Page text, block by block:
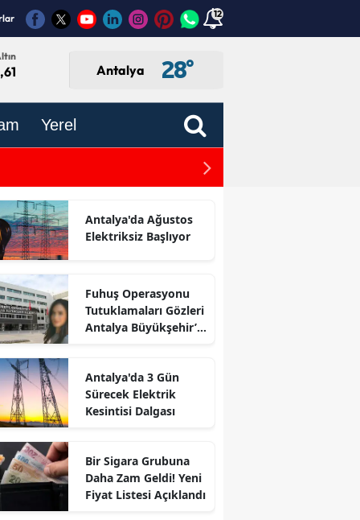
12
Antalya 28°
Yerel
Antalya’dan
Antalya'da Ağustos
Elektriksiz Başlıyor
Fuhuş Operasyonu
Tutuklamaları Gözleri
Antalya Büyükşehir’e
Antalya'da 3 Gün
Sürecek Elektrik
Kesintisi Dalgası
Bir Sigara Grubuna
Daha Zam Geldi! Yeni
Fiyat Listesi Açıklandı